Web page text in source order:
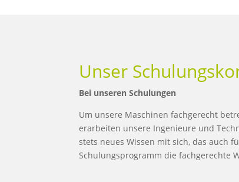
Unser
Bei unseren Schulungen
Um unsere Maschinen fachgerecht
erarbeiten unsere Ingenieure und
stets neues Wissen mit sich, das auch
Schulungsprogramm die fachgerechte